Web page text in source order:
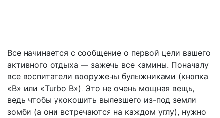
Все начинается с сообщение о первой цели вашего
активного отдыха — зажечь все камины. Поначалу
все воспитатели вооружены булыжниками (кнопка
«В» или «Turbo В»). Это не очень мощная вещь,
ведь чтобы укокошить вылезшего из-под земли
зомби (а они встречаются на каждом углу), нужно